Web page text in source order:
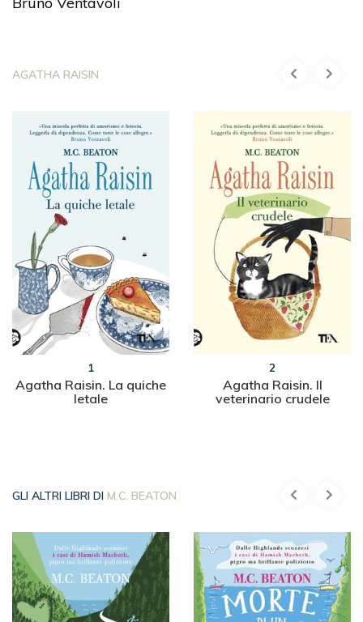
AGATHA RAISIN
1
Agatha Raisin. La quiche
letale
2
Agatha Raisin. Il
veterinario crudele
GLI ALTRI LIBRI DI M.C. BEATON